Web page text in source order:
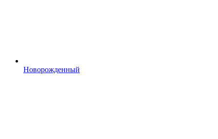
Новорожденный